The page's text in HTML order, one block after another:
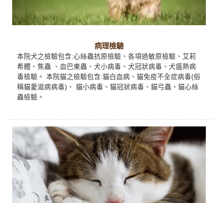
病理檢驗
本院犬之檢驗包含:心絲蟲抗原檢驗、各項過敏原檢驗、艾莉
希體、焦蟲 、血巴東蟲、犬小病毒、犬冠狀病毒、犬瘟熱病
毒檢驗。 本院貓之檢驗包含:貓白血病、貓免疫不全症病毒(俗
稱貓愛滋病病毒)、 貓小病毒、貓冠狀病毒、貓弓蟲、貓心絲
蟲檢驗。